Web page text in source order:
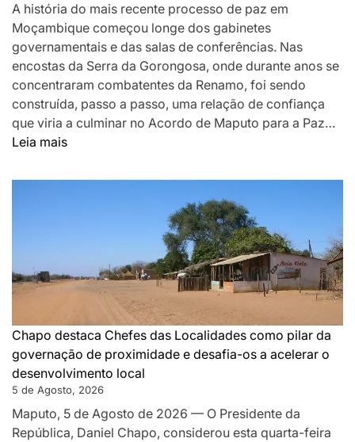
A história do mais recente processo de paz em
Moçambique começou longe dos gabinetes
governamentais e das salas de conferências. Nas
encostas da Serra da Gorongosa, onde durante anos se
concentraram combatentes da Renamo, foi sendo
construída, passo a passo, uma relação de confiança
que viria a culminar no Acordo de Maputo para a Paz…
Leia mais:
MONTANHA
DA
PAZ
SILENCIOU
AS
ARMAS
EM
MOÇAMBIQUE
Chapo destaca Chefes das Localidades como pilar da
governação de proximidade e desafia-os a acelerar o
desenvolvimento local
5 de Agosto, 2026
Maputo, 5 de Agosto de 2026 — O Presidente da
República, Daniel Chapo, considerou esta quarta-feira